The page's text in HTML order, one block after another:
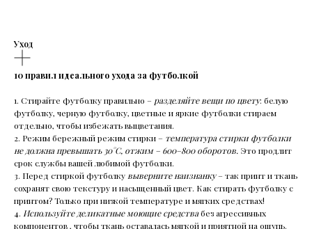
Уход
10 правил идеального ухода за футболкой
1. Стирайте футболку правильно – разделяйте вещи по цвету: белую
футболку, черную футболку, цветные и яркие футболки стираем
отдельно, чтобы избежать выцветания.
2. Режим бережный режим стирки – температура стирки футболки
не должна превышать 30°C, отжим – 600–800 оборотов. Это продлит
срок службы вашей любимой футболки.
3. Перед стиркой футболку выверните наизнанку– так принт и ткань
сохранят свою текстуру и насыщенный цвет. Как стирать футболку с
принтом? Только при низкой температуре и мягких средствах!
4. Используйте деликатные моющие средствабез агрессивных
компонентов , чтобы ткань оставалась мягкой и приятной на ощупь.